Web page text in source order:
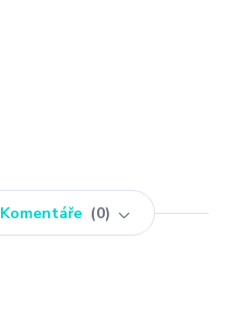
Komentáře 0